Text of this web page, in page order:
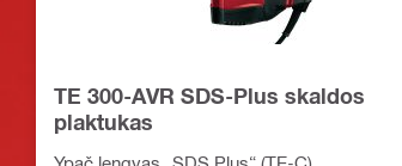
TE 300-AVR SDS-Plus skaldos
plaktukas